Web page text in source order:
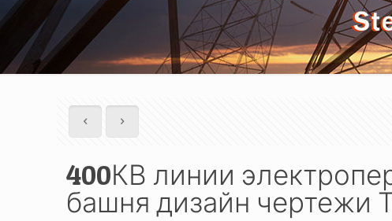
400КВ линии
башня дизайн чертежи